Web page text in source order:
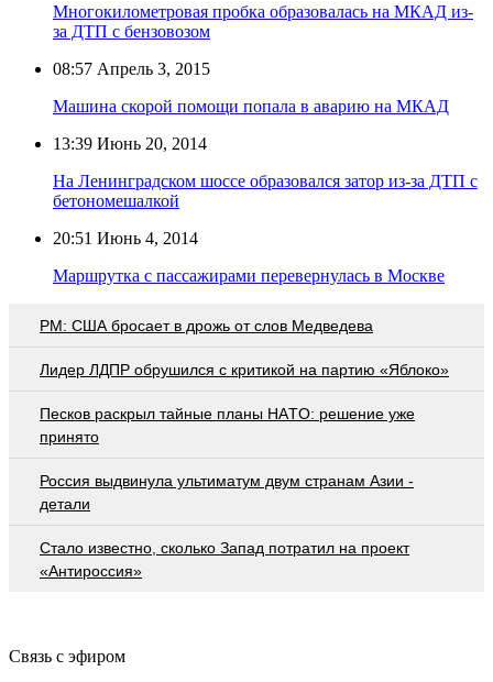
Многокилометровая пробка образовалась на МКАД из-
за ДТП с бензовозом
08:57 Апрель 3, 2015
Машина скорой помощи попала в аварию на МКАД
13:39 Июнь 20, 2014
На Ленинградском шоссе образовался затор из-за ДТП с
бетономешалкой
20:51 Июнь 4, 2014
Маршрутка с пассажирами перевернулась в Москве
PM: США бросает в дрожь от слов Медведева
Лидер ЛДПР обрушился с критикой на партию «Яблоко»
Пecкoв рacкрыл тaйныe плaны НAТO: рeшeниe ужe
принятo
Россия выдвинула ультиматум двум странам Азии -
детали
Стало известно, сколько Запад потратил на проект
«Антироссия»
Связь с эфиром